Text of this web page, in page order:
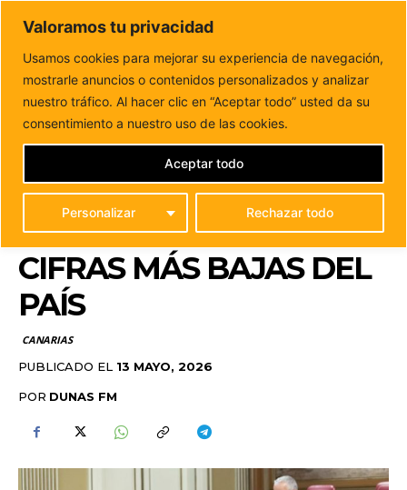
Valoramos tu privacidad
Usamos cookies para mejorar su experiencia de navegación,
mostrarle anuncios o contenidos personalizados y analizar
nuestro tráfico. Al hacer clic en “Aceptar todo” usted da su
consentimiento a nuestro uso de las cookies.
Personalizar Rechazar todo
Aceptar todo
DUNAS FM
Tu informacion de forma cercana
Inicio CANARIAS
Canarias reduce la brecha salarial
femenina hasta el 4,7%, una de las...
CANARIAS REDUCE LA
BRECHA SALARIAL
FEMENINA HASTA EL
4,7%, UNA DE LAS
CIFRAS MÁS BAJAS DEL
PAÍS
CANARIAS
PUBLICADO EL 13 MAYO, 2026
POR DUNAS FM